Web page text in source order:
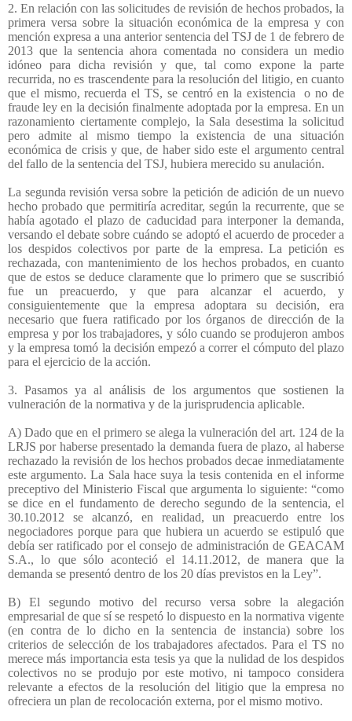
2. En relación con las solicitudes de revisión de hechos probados, la
primera versa sobre la situación económica de la empresa y con
mención expresa a una anterior sentencia del TSJ de 1 de febrero de
2013 que la sentencia ahora comentada no considera un medio
idóneo para dicha revisión y que, tal como expone la parte
recurrida, no es trascendente para la resolución del litigio, en cuanto
que el mismo, recuerda el TS, se centró en la existencia
o no de
fraude ley en la decisión finalmente adoptada por la empresa. En un
razonamiento ciertamente complejo, la Sala desestima la solicitud
pero admite al mismo tiempo la existencia de una situación
económica de crisis y que, de haber sido este el argumento central
del fallo de la sentencia del TSJ, hubiera merecido su anulación.
La segunda revisión versa sobre la petición de adición de un nuevo
hecho probado que permitiría acreditar, según la recurrente, que se
había agotado el plazo de caducidad para interponer la demanda,
versando el debate sobre cuándo se adoptó el acuerdo de proceder a
los despidos colectivos por parte de la empresa. La petición es
rechazada, con mantenimiento de los hechos probados, en cuanto
que de estos se deduce claramente que lo primero que se suscribió
fue un preacuerdo, y que para alcanzar el acuerdo, y
consiguientemente que la empresa adoptara su decisión, era
necesario que fuera ratificado por los órganos de dirección de la
empresa y por los trabajadores, y sólo cuando se produjeron ambos
y la empresa tomó la decisión empezó a correr el cómputo del plazo
para el ejercicio de la acción.
3. Pasamos ya al análisis de los argumentos que sostienen la
vulneración de la normativa y de la jurisprudencia aplicable.
A) Dado que en el primero se alega la vulneración del art. 124 de la
LRJS por haberse presentado la demanda fuera de plazo, al haberse
rechazado la revisión de los hechos probados decae inmediatamente
este argumento. La Sala hace suya la tesis contenida en el informe
preceptivo del Ministerio Fiscal que argumenta lo siguiente: “como
se dice en el fundamento de derecho segundo de la sentencia, el
30.10.2012 se alcanzó, en realidad, un preacuerdo entre los
negociadores porque para que hubiera un acuerdo se estipuló que
debía ser ratificado por el consejo de administración de GEACAM
S.A., lo que sólo aconteció el 14.11.2012, de manera que la
demanda se presentó dentro de los 20 días previstos en la Ley”.
B) El segundo motivo del recurso versa sobre la alegación
empresarial de que sí se respetó lo dispuesto en la normativa vigente
(en contra de lo dicho en la sentencia de instancia) sobre los
criterios de selección de los trabajadores afectados. Para el TS no
merece más importancia esta tesis ya que la nulidad de los despidos
colectivos no se produjo por este motivo, ni tampoco considera
relevante a efectos de la resolución del litigio que la empresa no
ofreciera un plan de recolocación externa, por el mismo motivo.